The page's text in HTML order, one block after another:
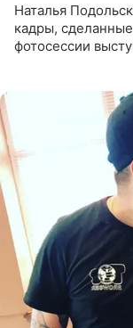
Наталья
кадры,
фотосессии